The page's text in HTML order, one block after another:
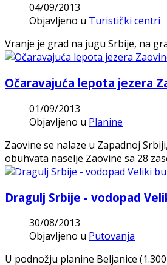
04/09/2013
Objavljeno u Turistički centri
Vranje je grad na jugu Srbije, na
Očaravajuća lepota jezera
01/09/2013
Objavljeno u Planine
Zaovine se nalaze u Zapadnoj
obuhvata naselje Zaovine sa 28
Dragulj Srbije - vodopad
30/08/2013
Objavljeno u Putovanja
U podnožju planine Beljanice